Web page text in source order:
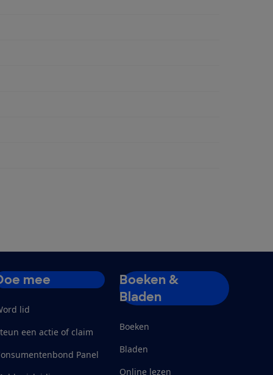
mee
lid
een actie of claim
Panel
Boeken &
Bladen
Boeken
Bladen
Online lezen